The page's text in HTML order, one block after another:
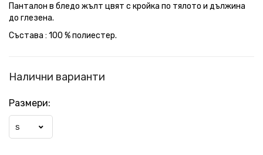
Панталон в бледо жълт цвят с кройка по тялото и дължина
до глезена.
Състава : 100 % полиестер.
Налични варианти
Размери:
S